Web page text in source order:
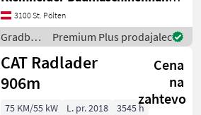
Gradbeni stroji Kolesni
nakladalnik
3100 St. Pölten
Gradbeni
stroji /
CAT
Premium Plus prodajalec
CAT Radlader
906m
Cena
na
zahtevo
75 KM/55 kW L. pr. 2018
3545 h